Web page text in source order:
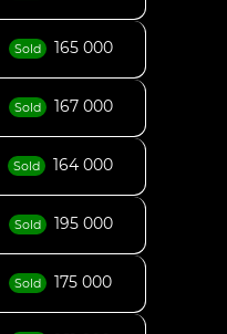
Sold 165 000
Sold 167 000
Sold 164 000
Sold 195 000
Sold 175 000